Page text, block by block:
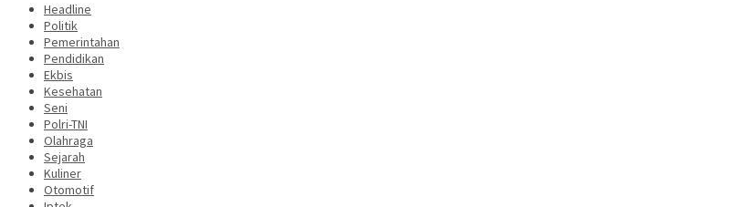
Headline
Politik
Pemerintahan
Pendidikan
Ekbis
Kesehatan
Seni
Polri-TNI
Olahraga
Sejarah
Kuliner
Otomotif